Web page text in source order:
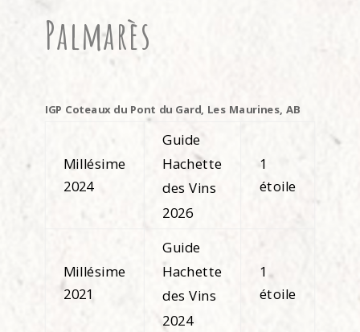
Palmarès
IGP Coteaux du Pont du Gard, Les Maurines, AB
Millésime
2024
Guide
Hachette
des Vins
2026
1
étoile
Millésime
2021
Guide
Hachette
des Vins
2024
1
étoile